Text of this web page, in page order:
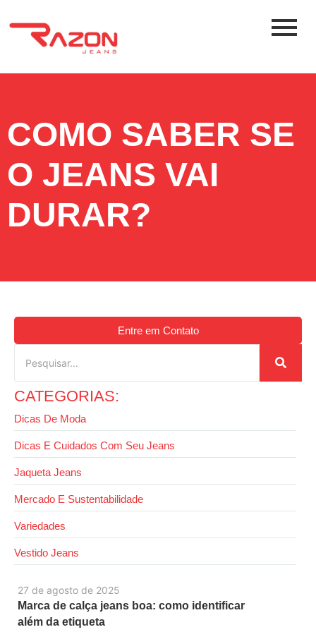
COMO SABER SE
O JEANS VAI
DURAR?
27 de agosto de 2025
Marca de calça jeans boa: como identificar
além da etiqueta
Entre em Contato
CATEGORIAS:
Dicas De Moda
Dicas E Cuidados Com Seu Jeans
Jaqueta Jeans
Mercado E Sustentabilidade
Variedades
Vestido Jeans